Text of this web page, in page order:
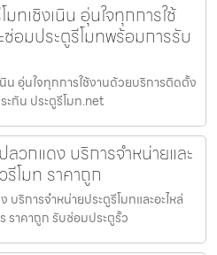
ทเชิงเนิน อุ่นใจทุกการใช้
อมประตูรีโมทพร้อมการรับ
น อุ่นใจทุกการใช้งานด้วยบริการติดตั้ง
ะกัน ประตูรีโมท.net
วกแดง บริการจำหน่ายและ
โมท ราคาถูก
ริการจำหน่ายประตูรีโมทและอะไหล่
าคาถูก รับซ่อมประตูรั้ว